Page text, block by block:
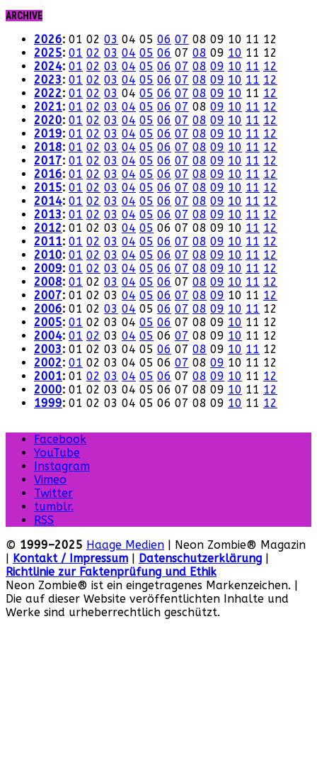
ARCHIVE
2026: 01 02 03 04 05 06 07 08 09 10 11 12
2025: 01 02 03 04 05 06 07 08 09 10 11 12
2024: 01 02 03 04 05 06 07 08 09 10 11 12
2023: 01 02 03 04 05 06 07 08 09 10 11 12
2022: 01 02 03 04 05 06 07 08 09 10 11 12
2021: 01 02 03 04 05 06 07 08 09 10 11 12
2020: 01 02 03 04 05 06 07 08 09 10 11 12
2019: 01 02 03 04 05 06 07 08 09 10 11 12
2018: 01 02 03 04 05 06 07 08 09 10 11 12
2017: 01 02 03 04 05 06 07 08 09 10 11 12
2016: 01 02 03 04 05 06 07 08 09 10 11 12
2015: 01 02 03 04 05 06 07 08 09 10 11 12
2014: 01 02 03 04 05 06 07 08 09 10 11 12
2013: 01 02 03 04 05 06 07 08 09 10 11 12
2012: 01 02 03 04 05 06 07 08 09 10 11 12
2011: 01 02 03 04 05 06 07 08 09 10 11 12
2010: 01 02 03 04 05 06 07 08 09 10 11 12
2009: 01 02 03 04 05 06 07 08 09 10 11 12
2008: 01 02 03 04 05 06 07 08 09 10 11 12
2007: 01 02 03 04 05 06 07 08 09 10 11 12
2006: 01 02 03 04 05 06 07 08 09 10 11 12
2005: 01 02 03 04 05 06 07 08 09 10 11 12
2004: 01 02 03 04 05 06 07 08 09 10 11 12
2003: 01 02 03 04 05 06 07 08 09 10 11 12
2002: 01 02 03 04 05 06 07 08 09 10 11 12
2001: 01 02 03 04 05 06 07 08 09 10 11 12
2000: 01 02 03 04 05 06 07 08 09 10 11 12
1999: 01 02 03 04 05 06 07 08 09 10 11 12
Facebook
YouTube
Instagram
Vimeo
Twitter
tumblr.
RSS
© 1999–2025 Haage Medien | Neon Zombie® Magazin
Kontakt / Impressum Datenschutzerklärung
Richtlinie zur Faktenprüfung und Ethik
Neon Zombie® ist ein eingetragenes Markenzeichen. |
Die auf dieser Website veröffentlichten Inhalte und
Werke sind urheberrechtlich geschützt.